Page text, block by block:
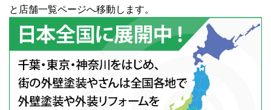
と店舗一覧ページへ移動します。